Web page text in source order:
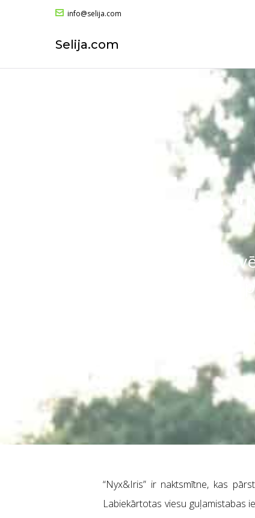
info@selija.com
Selija.com
Viesu nams
Skaistas guļamistabas
staļļiem. Romantiskām
“Nyx&Iris” ir naktsmītne, kas
Labiekārtotas viesu guļamistabas